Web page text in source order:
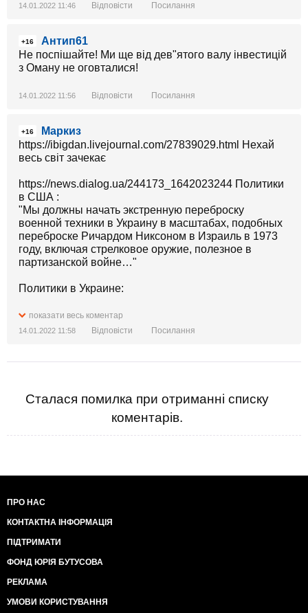
14.01.2022 11:46 Відповісти Посилання
+16
Антип61
Не поспішайте! Ми ще від дев"ятого валу інвестицій
з Оману не оговталися!
14.01.2022 11:56 Відповісти Посилання
+16
Маркиз
https://ibigdan.livejournal.com/27839029.html Нехай
весь світ зачекає
https://news.dialog.ua/244173_1642023244 Политики
в США :
"Мы должны начать экстренную переброску
военной техники в Украину в масштабах, подобных
переброске Ричардом Никсоном в Израиль в 1973
году, включая стрелковое оружие, полезное в
партизанской войне…"
Политики в Украине:
показати весь коментар
14.01.2022 11:58 Відповісти Посилання
Сталася помилка при отриманні списку
коментарів.
ПРО НАС
КОНТАКТНА ІНФОРМАЦІЯ
ПІДТРИМАТИ
ФОНД ЮРІЯ БУТУСОВА
РЕКЛАМА
УМОВИ КОРИСТУВАННЯ